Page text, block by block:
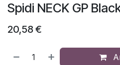
Spidi NECK GP
20,58€